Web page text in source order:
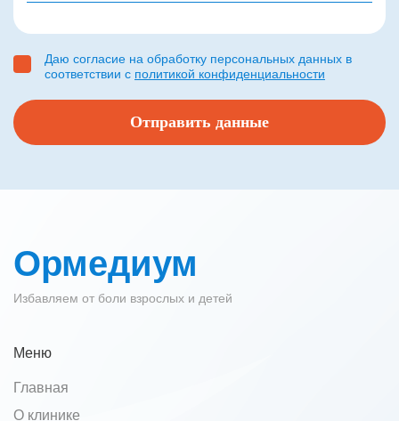
Даю согласие на обработку персональных данных в
соответствии с политикой конфиденциальности
Ормедиум
Избавляем от боли взрослых и детей
Меню
Главная
О клинике